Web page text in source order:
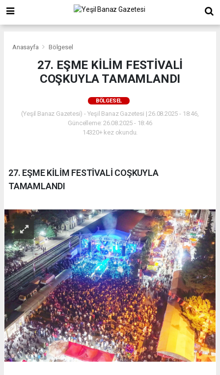
Anasayfa Bölgesel
27. EŞME KİLİM FESTİVALİ
COŞKUYLA TAMAMLANDI
BÖLGESEL
(Yeşil Banaz Gazetesi) - Yeşil Banaz Gazetesi | 26.08.2025 - 18:46,
Güncelleme: 26.08.2025 - 18:46
14320+ kez okundu.
27. EŞME KİLİM FESTİVALİ COŞKUYLA
TAMAMLANDI